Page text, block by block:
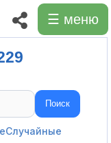
☰ меню
Поиск
Случайные